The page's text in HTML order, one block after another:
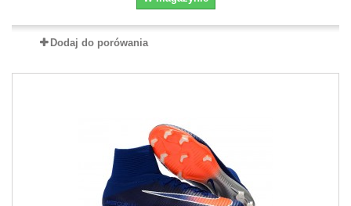
Dodaj do porówania